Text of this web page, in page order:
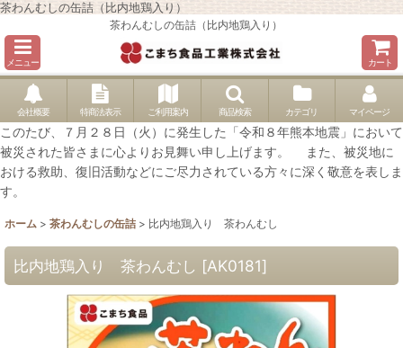
茶わんむしの缶詰（比内地鶏入り）
茶わんむしの缶詰（比内地鶏入り）
メニュー カート
会社概要 特商法表示 ご利用案内 商品検索 カテゴリ マイページ
このたび、７月２８日（火）に発生した「令和８年熊本地震」において
被災された皆さまに心よりお見舞い申し上げます。 また、被災地に
おける救助、復旧活動などにご尽力されている方々に深く敬意を表しま
す。
ホーム > 茶わんむしの缶詰 > 比内地鶏入り 茶わんむし
比内地鶏入り 茶わんむし [AK0181]